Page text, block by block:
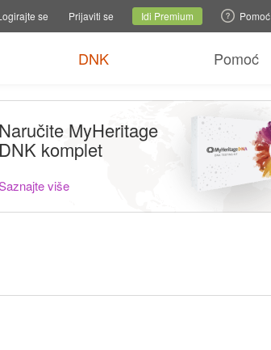
Promijeni porodičnu stranicuTrenutni sajtPromijeni jezik
se Prijaviti se Idi Premium Pomoć
DNK Pomoć
Naručite MyHeritage
DNK komplet
više